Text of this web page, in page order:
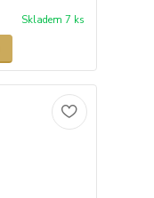
Skladem 7 ks